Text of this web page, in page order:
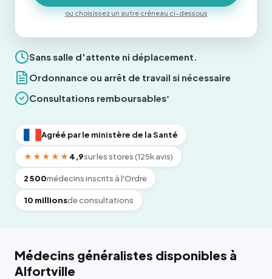
Sans salle d'attente ni déplacement.
Ordonnance ou arrêt de travail si nécessaire
Consultations remboursables*
Agréé par le ministère de la Santé
★★★★★ 4,9sur les stores (125k avis)
2 500médecins inscrits à l'Ordre
10 millionsde consultations
ou choisissez un autre créneau ci-dessous
Médecins généralistes disponibles à
Alfortville